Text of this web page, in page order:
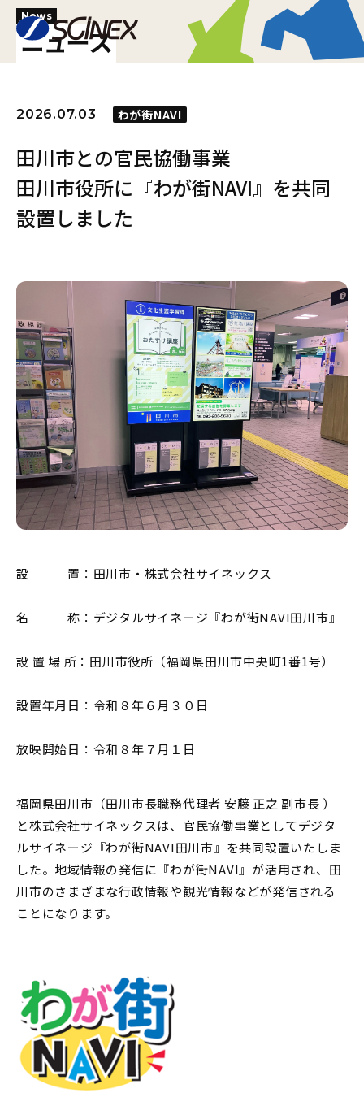
News
ニュース
2026.07.03 わが街NAVI
田川市との官民協働事業
田川市役所に『わが街NAVI』を共同
設置しました
設 置：田川市・株式会社サイネックス
名 称：デジタルサイネージ『わが街NAVI田川市』
設 置 場 所：田川市役所（福岡県田川市中央町1番1号）
設置年月日：令和８年６月３０日
放映開始日：令和８年７月１日
福岡県田川市（田川市長職務代理者 安藤 正之 副市長 ）
と株式会社サイネックスは、官民協働事業としてデジタ
ルサイネージ『わが街NAVI田川市』を共同設置いたしま
した。地域情報の発信に『わが街NAVI』が活用され、田
川市のさまざまな行政情報や観光情報などが発信される
ことになります。